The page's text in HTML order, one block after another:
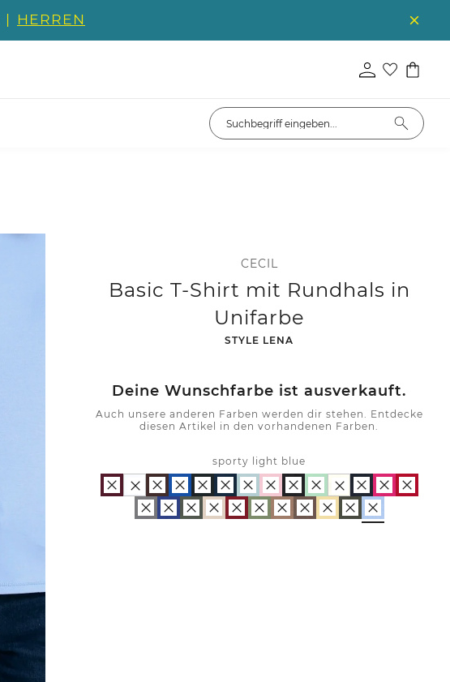
| HERREN
CECIL
Basic T-Shirt mit Rundhals in
Unifarbe
-
STYLE LENA
Deine Wunschfarbe ist ausverkauft.
Auch unsere anderen Farben werden dir stehen. Entdecke
diesen Artikel in den vorhandenen Farben.
sporty light blue